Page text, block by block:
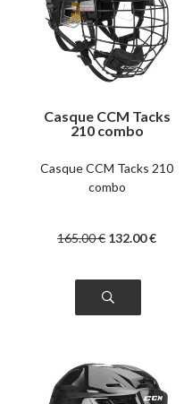
Casque CCM Tacks
210 combo
Casque CCM Tacks 210
combo
165.00€ 132.00€